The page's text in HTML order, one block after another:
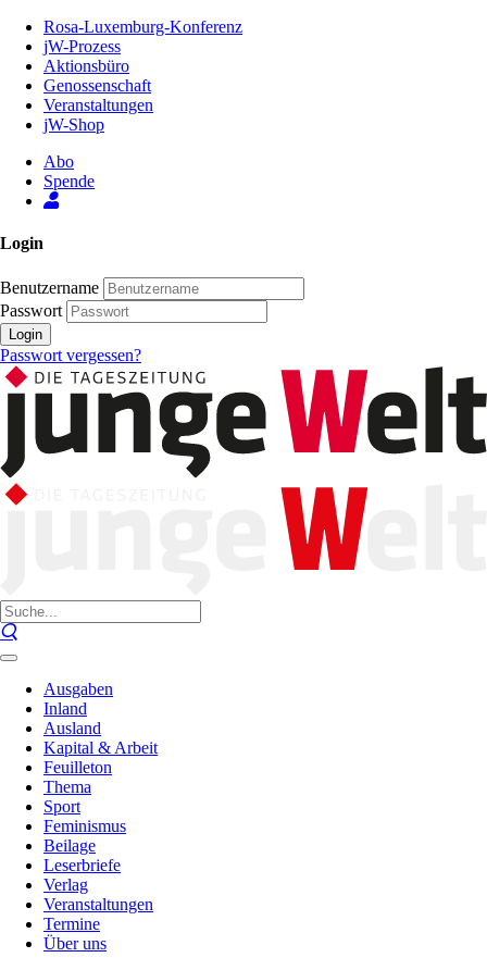
Inhalt
Seite
Rosa-Luxemburg-Konferenz
jW-Prozess
Aktionsbüro
Genossenschaft
Veranstaltungen
jW-Shop
Abo
Spende
Login
Benutzername
Passwort
Login
Passwort vergessen?
Ausgaben
Inland
Ausland
Kapital & Arbeit
Feuilleton
Thema
Sport
Feminismus
Beilage
Leserbriefe
Verlag
Veranstaltungen
Termine
Über uns